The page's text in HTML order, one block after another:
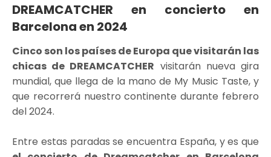
DREAMCATCHER en concierto en
Barcelona en 2024
Cinco son los países de Europa que visitarán las
chicas de DREAMCATCHER visitarán nueva gira
mundial, que llega de la mano de My Music Taste, y
que recorrerá nuestro continente durante febrero
del 2024.
Entre estas paradas se encuentra España, y es que